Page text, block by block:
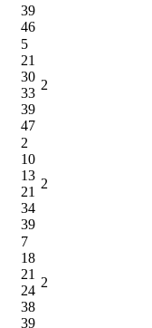
39
46
5
21
30
33
39
47
2
2
10
13
21
34
39
2
7
18
21
24
38
39
2